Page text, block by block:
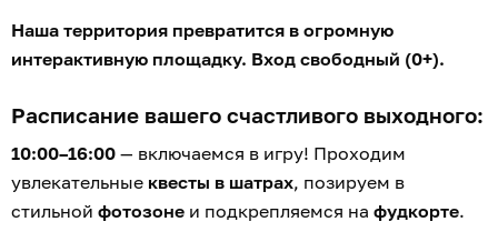
Наша территория превратится в огромную
интерактивную площадку. Вход свободный (0+).
Расписание вашего счастливого выходного:
10:00–16:00 — включаемся в игру! Проходим
увлекательные квесты в шатрах, позируем в
стильной фотозоне и подкрепляемся на фудкорте.